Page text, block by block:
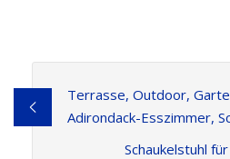
Terrasse, Outdoor,
Adirondack-Esszimmer,
Schaukelstuhl